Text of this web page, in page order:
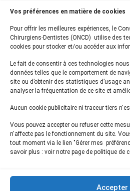
Vos préférences en matière de cookies
Pour offrir les meilleures expériences, le
Chirurgiens-Dentistes (ONCD) utilise des
cookies pour stocker et/ou accéder aux
Le fait de consentir à ces technologies
données telles que le comportement de
site ou d’obtenir des statistiques d’usage
analyser la fréquentation de ce site et
Aucun cookie publicitaire ni traceur tiers
Vous pouvez accepter ou refuser cette
n'affecte pas le fonctionnement du site.
tout moment via le lien "Gérer mes
savoir plus : voir notre page de politique de
Accepter
01 44 34
Actualités
Presse
Informations
Plan du site
Inscrivez-vous à